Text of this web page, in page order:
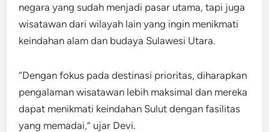
negara yang sudah menjadi pasar utama, tapi juga
wisatawan dari wilayah lain yang ingin menikmati
keindahan alam dan budaya Sulawesi Utara.
“Dengan fokus pada destinasi prioritas, diharapkan
pengalaman wisatawan lebih maksimal dan mereka
dapat menikmati keindahan Sulut dengan fasilitas
yang memadai,” ujar Devi.